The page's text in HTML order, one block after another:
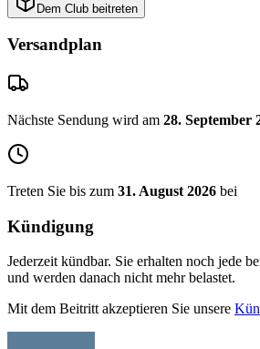
Dem Club beitreten
Versandplan
Nächste Sendung wird am 28. September
Treten Sie bis zum 31. August 2026 bei
Kündigung
Jederzeit kündbar. Sie erhalten noch jede
und werden danach nicht mehr belastet.
Mit dem Beitritt akzeptieren Sie unsere